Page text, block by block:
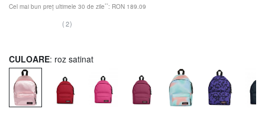
Cel mai bun preț ultimele 30 de zile**: RON 189.09
(2)
CULOARE: roz satinat